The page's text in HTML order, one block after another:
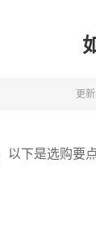
更
下是选购要点